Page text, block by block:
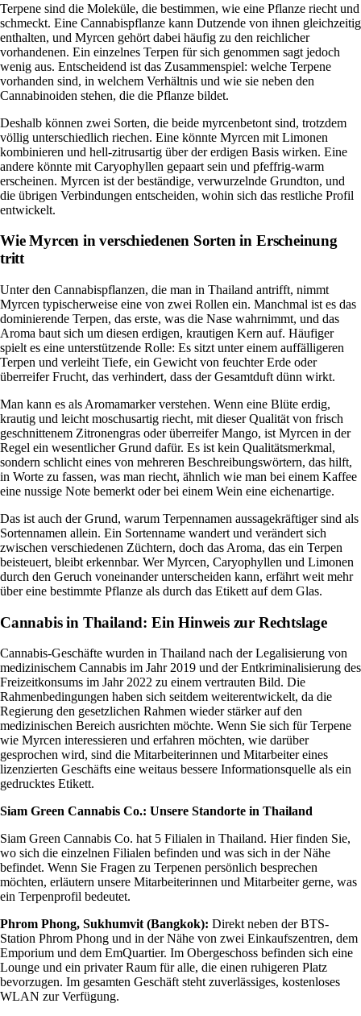
Terpene sind die Moleküle, die bestimmen, wie eine Pflanze riecht und
schmeckt. Eine Cannabispflanze kann Dutzende von ihnen gleichzeitig
enthalten, und Myrcen gehört dabei häufig zu den reichlicher
vorhandenen. Ein einzelnes Terpen für sich genommen sagt jedoch
wenig aus. Entscheidend ist das Zusammenspiel: welche Terpene
vorhanden sind, in welchem Verhältnis und wie sie neben den
Cannabinoiden stehen, die die Pflanze bildet.
Deshalb können zwei Sorten, die beide myrcenbetont sind, trotzdem
völlig unterschiedlich riechen. Eine könnte Myrcen mit Limonen
kombinieren und hell-zitrusartig über der erdigen Basis wirken. Eine
andere könnte mit Caryophyllen gepaart sein und pfeffrig-warm
erscheinen. Myrcen ist der beständige, verwurzelnde Grundton, und
die übrigen Verbindungen entscheiden, wohin sich das restliche Profil
entwickelt.
Wie Myrcen in verschiedenen Sorten in Erscheinung
tritt
Unter den Cannabispflanzen, die man in Thailand antrifft, nimmt
Myrcen typischerweise eine von zwei Rollen ein. Manchmal ist es das
dominierende Terpen, das erste, was die Nase wahrnimmt, und das
Aroma baut sich um diesen erdigen, krautigen Kern auf. Häufiger
spielt es eine unterstützende Rolle: Es sitzt unter einem auffälligeren
Terpen und verleiht Tiefe, ein Gewicht von feuchter Erde oder
überreifer Frucht, das verhindert, dass der Gesamtduft dünn wirkt.
Man kann es als Aromamarker verstehen. Wenn eine Blüte erdig,
krautig und leicht moschusartig riecht, mit dieser Qualität von frisch
geschnittenem Zitronengras oder überreifer Mango, ist Myrcen in der
Regel ein wesentlicher Grund dafür. Es ist kein Qualitätsmerkmal,
sondern schlicht eines von mehreren Beschreibungswörtern, das hilft,
in Worte zu fassen, was man riecht, ähnlich wie man bei einem Kaffee
eine nussige Note bemerkt oder bei einem Wein eine eichenartige.
Das ist auch der Grund, warum Terpennamen aussagekräftiger sind als
Sortennamen allein. Ein Sortenname wandert und verändert sich
zwischen verschiedenen Züchtern, doch das Aroma, das ein Terpen
beisteuert, bleibt erkennbar. Wer Myrcen, Caryophyllen und Limonen
durch den Geruch voneinander unterscheiden kann, erfährt weit mehr
über eine bestimmte Pflanze als durch das Etikett auf dem Glas.
Cannabis in Thailand: Ein Hinweis zur Rechtslage
Cannabis-Geschäfte wurden in Thailand nach derLegalisierung von
medizinischem Cannabis im Jahr 2019 und derEntkriminalisierung des
Freizeitkonsums im Jahr 2022 zu einem vertrauten Bild. Die
Rahmenbedingungen haben sich seitdem weiterentwickelt, da die
Regierung den gesetzlichen Rahmen wieder stärker auf den
medizinischen Bereich ausrichten möchte. Wenn Sie sich für Terpene
wie Myrcen interessieren und erfahren möchten, wie darüber
gesprochen wird, sind die Mitarbeiterinnen und Mitarbeiter eines
lizenzierten Geschäfts eine weitaus bessere Informationsquelle als ein
gedrucktes Etikett.
Siam Green Cannabis Co.: Unsere Standorte in Thailand
Siam Green Cannabis Co. hat 5 Filialen in Thailand. Hier finden Sie,
wo sich die einzelnen Filialen befinden und was sich in der Nähe
befindet. Wenn Sie Fragen zu Terpenen persönlich besprechen
möchten, erläutern unsere Mitarbeiterinnen und Mitarbeiter gerne, was
ein Terpenprofil bedeutet.
Phrom Phong, Sukhumvit (Bangkok): Direkt neben der BTS-
Station Phrom Phong und in der Nähe von zwei Einkaufszentren, dem
Emporium und dem EmQuartier. Im Obergeschoss befinden sich eine
Lounge und ein privater Raum für alle, die einen ruhigeren Platz
bevorzugen. Im gesamten Geschäft steht zuverlässiges, kostenloses
WLAN zur Verfügung.